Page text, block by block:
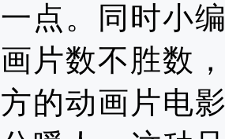
点。同时小
片数不胜数
的动画片电